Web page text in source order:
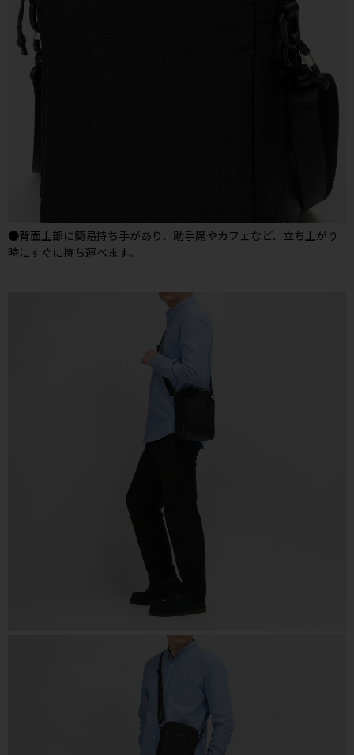
●背面上部に簡易持ち手があり、助手席やカフェなど、立ち上がり
時にすぐに持ち運べます。